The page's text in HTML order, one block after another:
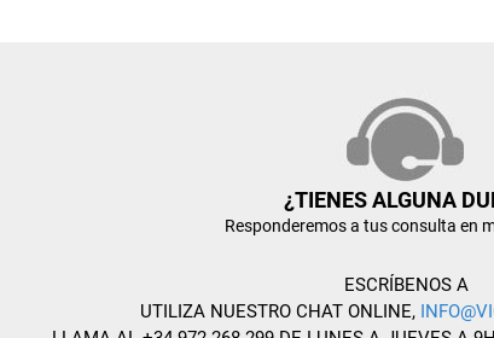
¿TIENES ALGUNA
Responderemos a tus consulta en
ESCRÍBENOS A
UTILIZA NUESTRO CHAT ONLINE,